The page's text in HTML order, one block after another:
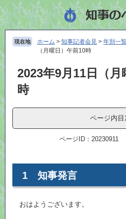
ペ
ー
ジ
の
頭
で
メ
ニ
ュ
ー
飛
ば
本
文
現在地 ホーム > 知事記者会見 > 年別一
（月曜日）午前10時
本2023年9月11日（月
時
ページ内目
ページID：20230911
1 知事発言
おはようございます。